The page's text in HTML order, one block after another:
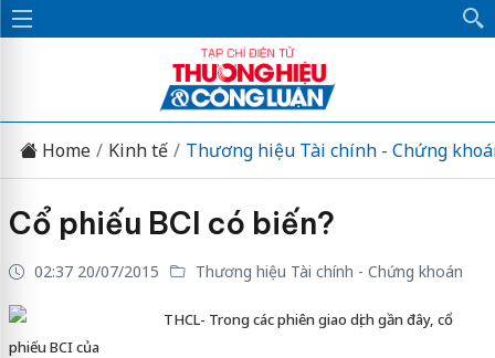
Home Kinh tế Thương hiệu Tài chính - Chứng
Cổ phiếu BCI có biến?
02:37 20/07/2015 Thương hiệu Tài chính - Chứng khoán
THCL- Trong các phiên giao dịch gần đây, cổ
phiếu BCI của